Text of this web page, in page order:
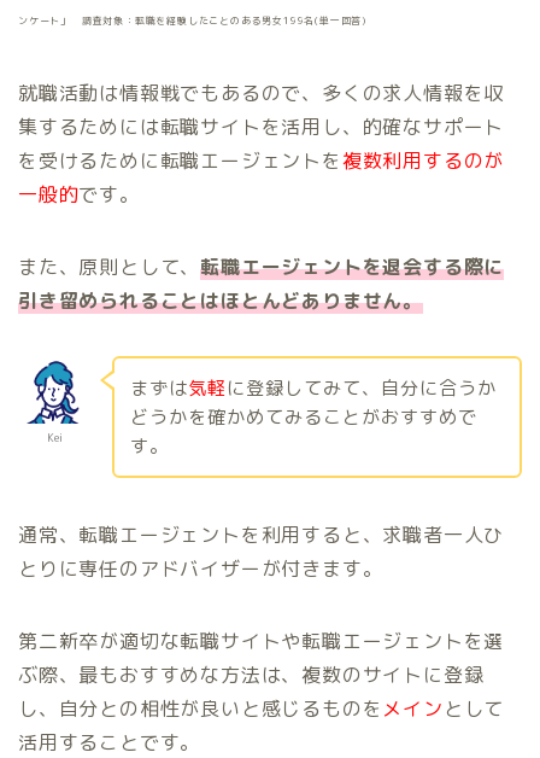
ンケート」 調査対象：転職を経験したことのある男女199名(単一回答)
就職活動は情報戦でもあるので、多くの求人情報を収
集するためには転職サイトを活用し、的確なサポート
を受けるために転職エージェントを複数利用するのが
一般的です。
また、原則として、転職エージェントを退会する際に
引き留められることはほとんどありません。
Kei
まずは気軽に登録してみて、自分に合うか
どうかを確かめてみることがおすすめで
す。
通常、転職エージェントを利用すると、求職者一人ひ
とりに専任のアドバイザーが付きます。
第二新卒が適切な転職サイトや転職エージェントを選
ぶ際、最もおすすめな方法は、複数のサイトに登録
し、自分との相性が良いと感じるものを メイン として
活用することです。